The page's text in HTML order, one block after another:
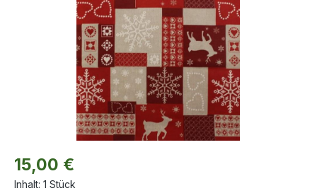
Regulärer Preis:
15,00 €
Inhalt: 1 Stück